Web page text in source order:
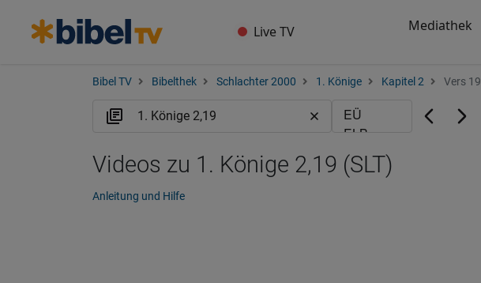
Live TV Mediathek
Bibel TV Bibelthek Schlachter 2000 1. Könige Kapitel 2 Vers 19
Videos zu 1. Könige 2,19 (SLT)
Anleitung und Hilfe